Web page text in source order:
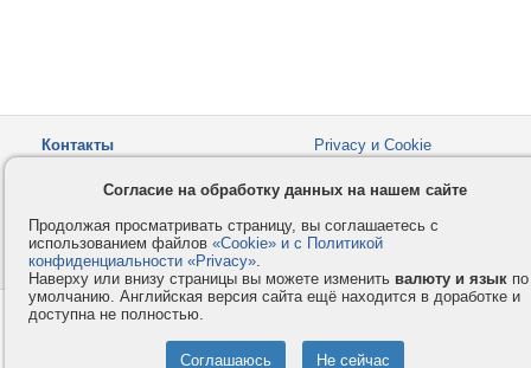
Контакты
Privacy и Cookie
Как оплатить
Форумы
© 2008-2026VMESTE.EU
Согласие на обработку данных на нашем сайте
Продолжая просматривать страницу, вы соглашаетесь с
использованием файлов «Cookie» и с Политикой
конфиденциальности «Privacy».
Наверху или внизу страницы вы можете изменить валюту и язык по
умолчанию. Английская версия сайта ещё находится в доработке и
доступна не полностью.